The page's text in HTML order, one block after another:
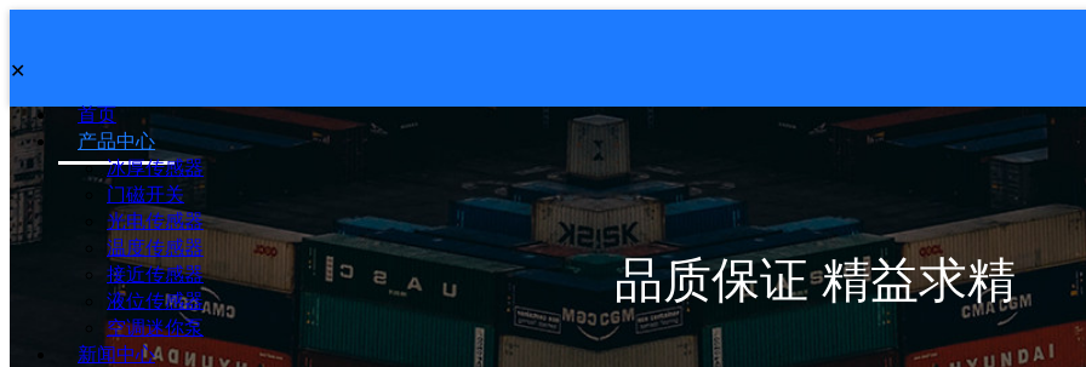
✕
首页
产品中心
冰厚传感器
门磁开关
光电传感器
温度传感器
接近传感器
液位传感器
空调迷你泵
新闻中心
品质保证 精益求精